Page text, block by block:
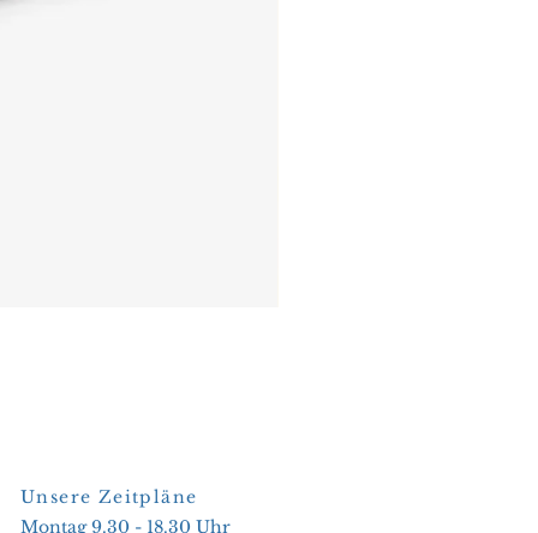
Unsere Zeitpläne
Montag 9.30 - 18.30 Uhr